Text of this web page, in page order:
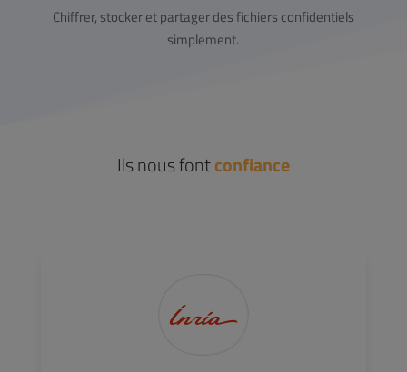
Chiffrer, stocker et partager des fichiers confidentiels
simplement.
Ils nous fontconfiance